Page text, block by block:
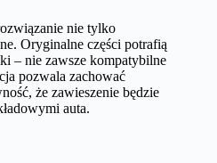
nie tylko
Oryginalne części potrafią
– nie zawsze kompatybilne
pozwala zachować
że zawieszenie będzie
auta.